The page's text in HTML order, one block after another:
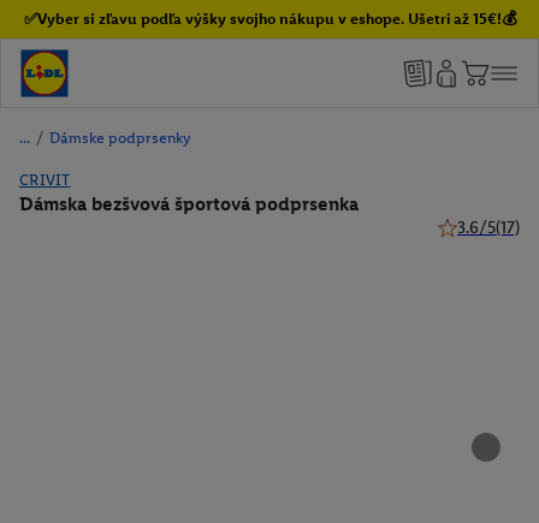
✅Vyber si zľavu podľa výšky svojho nákupu v eshope. Ušetri až 15€!💰
/ Dámske podprsenky
CRIVIT
Dámska bezšvová športová podprsenka
3.6/5(17)